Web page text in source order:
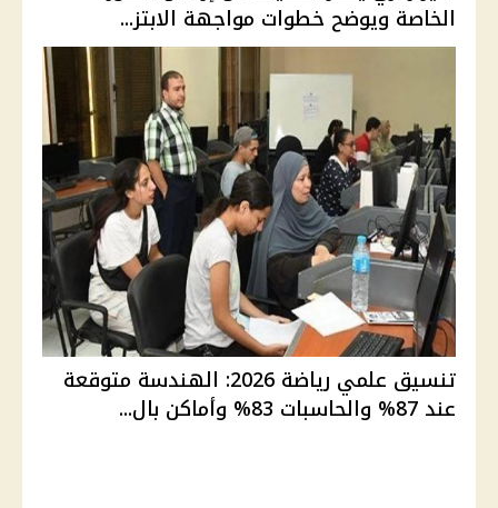
الخاصة ويوضح خطوات مواجهة الابتز...
تنسيق علمي رياضة 2026: الهندسة متوقعة
عند 87% والحاسبات 83% وأماكن بال...